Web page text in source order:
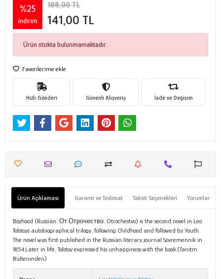
%25
indirim
188,00 TL
141,00 TL
Ürün stokta bulunmamaktadır.
Favorilerime ekle
Hızlı Gönderi Güvenli Alışveriş İade ve Değişim
Ürün Açıklaması Garanti ve Teslimat Taksit Seçenekleri Yorumlar
Boyhood (Russian: От Отрочество, Otrochestvo) is the second novel in Leo
Tolstoys autobiographical trilogy, following Childhood and followed by Youth.
The novel was first published in the Russian literary journal Sovremennik in
1854.Later in life, Tolstoy expressed his unhappiness with the book.(Tanıtm
Bülteninden)